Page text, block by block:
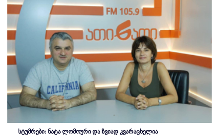
სტუმრები: ნატა ლომოური და ზვიად კვარაცხელია